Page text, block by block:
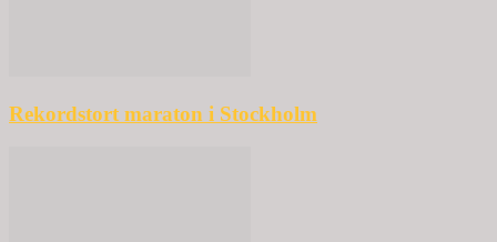
Rekordstort maraton i Stockholm